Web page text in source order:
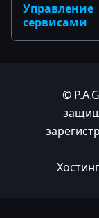
Управление
сервисами
©